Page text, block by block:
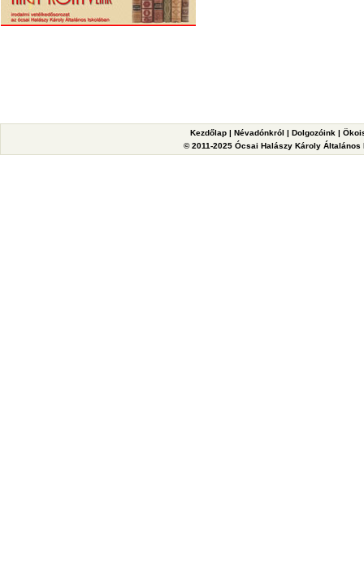
Kezdőlap | Névadónkról | Dolgozóink |
© 2011-2025 Ócsai Halászy Károly